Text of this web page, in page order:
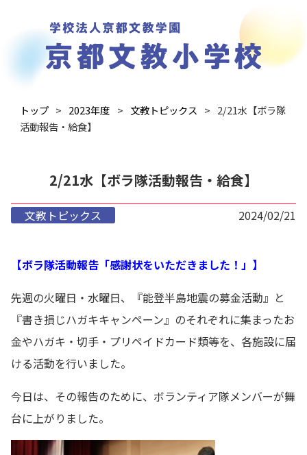
トップ 2023年度 文教トピックス
2/21水【ボラ隊
活動報告・給食】
2/21水【ボラ隊活動報告・給食】
文教トピックス 2024/02/21
【ボラ隊活動報告「感謝状をいただきました！」】
先週の火曜日・水曜日、『能登半島地震の募金活動』と
『書き損じハガキキャンペーン』のそれぞれに集まったお
金やハガキ・切手・プリペイドカード類等を、各施設に届
ける活動を行いました。
今日は、その報告のために、ボランティア隊メンバーが舞
台に上がりました。